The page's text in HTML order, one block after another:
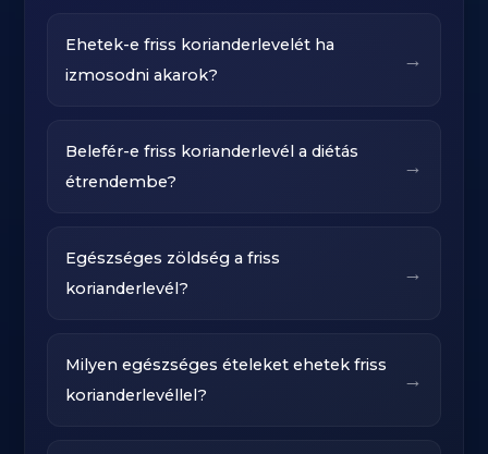
Ehetek-e friss korianderlevelét ha
izmosodni akarok?
→
Belefér-e friss korianderlevél a diétás
étrendembe?
→
Egészséges zöldség a friss
korianderlevél?
→
Milyen egészséges ételeket ehetek friss
korianderlevéllel?
→